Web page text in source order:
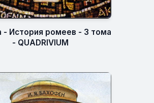
- История ромеев - 3 тома
- QUADRIVIUM